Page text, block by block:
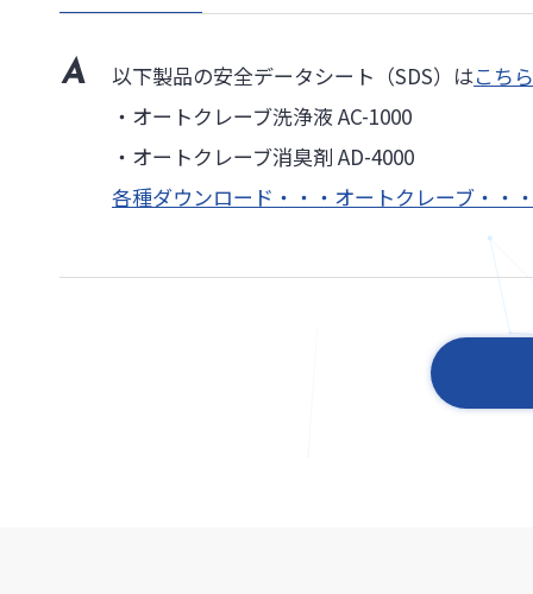
以下製品の安全データシート（SDS）はこちら
・オートクレーブ洗浄液 AC-1000
・オートクレーブ消臭剤 AD-4000
各種ダウンロード・・・オートクレーブ・・